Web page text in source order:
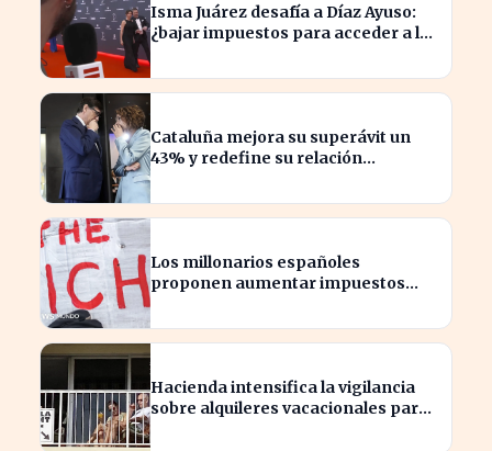
Isma Juárez desafía a Díaz Ayuso:
¿bajar impuestos para acceder a la
Cataluña mejora su superávit un
43% y redefine su relación
Los millonarios españoles
proponen aumentar impuestos
económica
Hacienda intensifica la vigilancia
sobre alquileres vacacionales para